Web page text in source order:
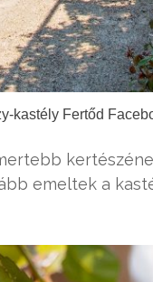
kastély Fertőd
emeltek a